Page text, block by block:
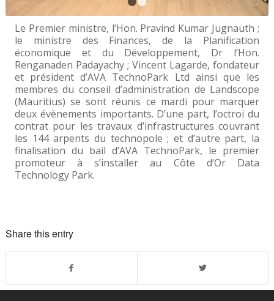
Le Premier ministre, l’Hon. Pravind Kumar Jugnauth ;
le ministre des Finances, de la Planification
économique et du Développement, Dr l’Hon.
Renganaden Padayachy ; Vincent Lagarde, fondateur
et président d’AVA TechnoPark Ltd ainsi que les
membres du conseil d’administration de Landscope
(Mauritius) se sont réunis ce mardi pour marquer
deux évènements importants. D’une part, l’octroi du
contrat pour les travaux d’infrastructures couvrant
les 144 arpents du technopole ; et d’autre part, la
finalisation du bail d’AVA TechnoPark, le premier
promoteur à s’installer au Côte d’Or Data
Technology Park.
Share this entry